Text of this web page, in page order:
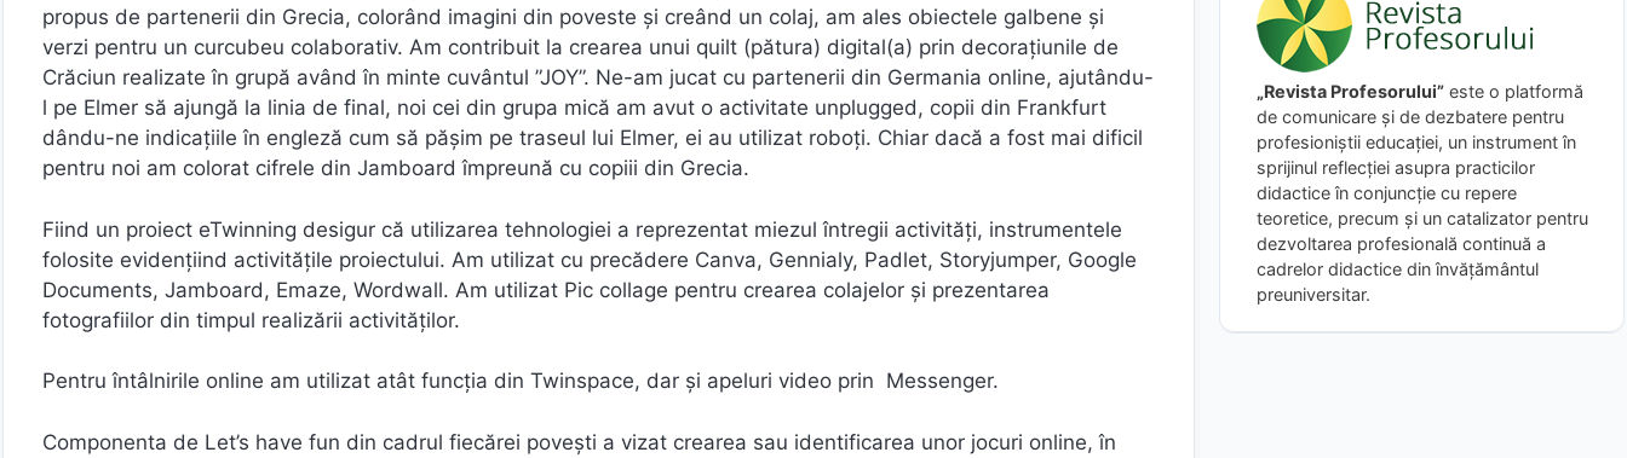
propus de partenerii din Grecia, colorând imagini din poveste și creând un colaj, am ales obiectele galbene și
verzi pentru un curcubeu colaborativ. Am contribuit la crearea unui quilt (pătura) digital(a) prin decorațiunile de
Crăciun realizate în grupă având în minte cuvântul ”JOY”. Ne-am jucat cu partenerii din Germania online, ajutându-
l pe Elmer să ajungă la linia de final, noi cei din grupa mică am avut o activitate unplugged, copii din Frankfurt
dându-ne indicațiile în engleză cum să pășim pe traseul lui Elmer, ei au utilizat roboți. Chiar dacă a fost mai dificil
pentru noi am colorat cifrele din Jamboard împreună cu copiii din Grecia.
Fiind un proiect eTwinning desigur că utilizarea tehnologiei a reprezentat miezul întregii activități, instrumentele
folosite evidențiind activitățile proiectului. Am utilizat cu precădere Canva, Gennialy, Padlet, Storyjumper, Google
Documents, Jamboard, Emaze, Wordwall. Am utilizat Pic collage pentru crearea colajelor și prezentarea
fotografiilor din timpul realizării activităților.
Pentru întâlnirile online am utilizat atât funcția din Twinspace, dar și apeluri video prin Messenger.
Componenta de Let’s have fun din cadrul fiecărei povești a vizat crearea sau identificarea unor jocuri online, în
„Revista Profesorului” este o platformă
de comunicare și de dezbatere pentru
profesioniștii educației, un instrument în
sprijinul reflecției asupra practicilor
didactice în conjuncție cu repere
teoretice, precum și un catalizator pentru
dezvoltarea profesională continuă a
cadrelor didactice din învățământul
preuniversitar.